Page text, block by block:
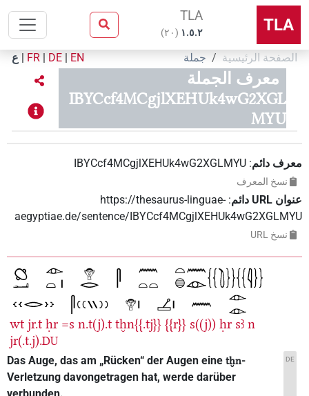
TLA
TLA
۱.٥.٢ (٢٠)
الصفحة الرئيسية جملة EN
|
DE
|
FR
| ع
معرف الجملة
IBYCcf4MCgjlXEHUk4wG2XGL
MYU
معرف دائم:
IBYCcf4MCgjlXEHUk4wG2XGLMYU
نسخ المعرف
عنوان‏ ‏URL‏ دائم :
https://thesaurus-linguae-
aegyptiae.de/sentence/IBYCcf4MCgjlXEHUk4wG2XGLMYU
نسخ‏ ‏URL
wt jr.t ḥr =s n.t(j).t tḫn{{.tj}} {{r}} s((j)) ḥr sꜣ n
jr(.t.j).DU
DE
Das Auge, das am „Rücken“ der Augen eine tḫn-
Verletzung davongetragen hat, werde darüber